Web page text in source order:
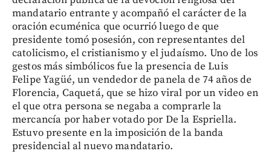
mandatario entrante y acompañó el carácter de la
oración ecuménica que ocurrió luego de que
presidente tomó posesión, con representantes del
catolicismo, el cristianismo y el judaísmo. Uno de los
gestos más simbólicos fue la presencia de Luis
Felipe Yagüé, un vendedor de panela de 74 años de
Florencia, Caquetá, que se hizo viral por un video en
el que otra persona se negaba a comprarle la
mercancía por haber votado por De la Espriella.
Estuvo presente en la imposición de la banda
presidencial al nuevo mandatario.